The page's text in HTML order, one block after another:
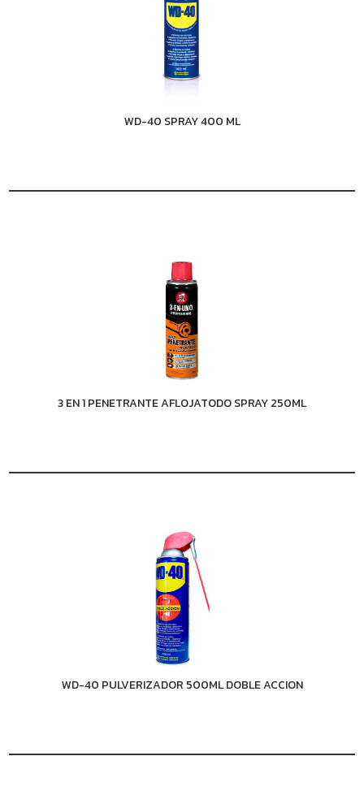
WD-40 SPRAY 400 ML
3 EN 1 PENETRANTE AFLOJATODO SPRAY 250ML
WD-40 PULVERIZADOR 500ML DOBLE ACCION